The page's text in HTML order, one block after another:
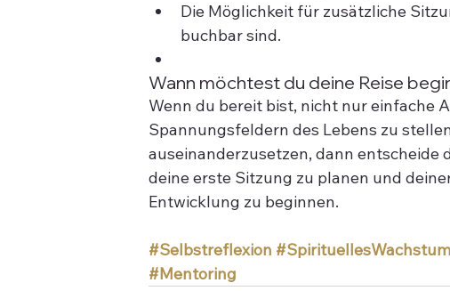
Die Möglichkeit für zusätzliche
buchbar sind.
Wann möchtest du deine Reise
Wenn du bereit bist, nicht nur einfache
Spannungsfeldern des Lebens zu
auseinanderzusetzen, dann entscheide
deine erste Sitzung zu planen und
Entwicklung zu beginnen.
#Selbstreflexion #SpirituellesWachstum
#Mentoring